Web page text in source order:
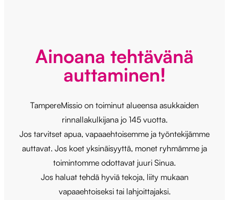
Ainoana tehtävänä
auttaminen!
TampereMissio on toiminut alueensa asukkaiden
rinnallakulkijana jo 145 vuotta.
Jos tarvitset apua, vapaaehtoisemme ja työntekijämme
auttavat. Jos koet yksinäisyyttä, monet ryhmämme ja
toimintomme odottavat juuri Sinua.
Jos haluat tehdä hyviä tekoja, liity mukaan
vapaaehtoiseksi tai lahjoittajaksi.